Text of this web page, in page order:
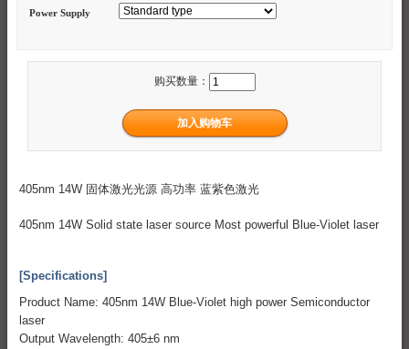
Power Supply
购买数量：
405nm 14W 固体激光光源 高功率 蓝紫色激光
405nm 14W Solid state laser source Most powerful Blue-Violet laser
[Specifications]
Product Name: 405nm 14W Blue-Violet high power Semiconductor
laser
Output Wavelength: 405±6 nm